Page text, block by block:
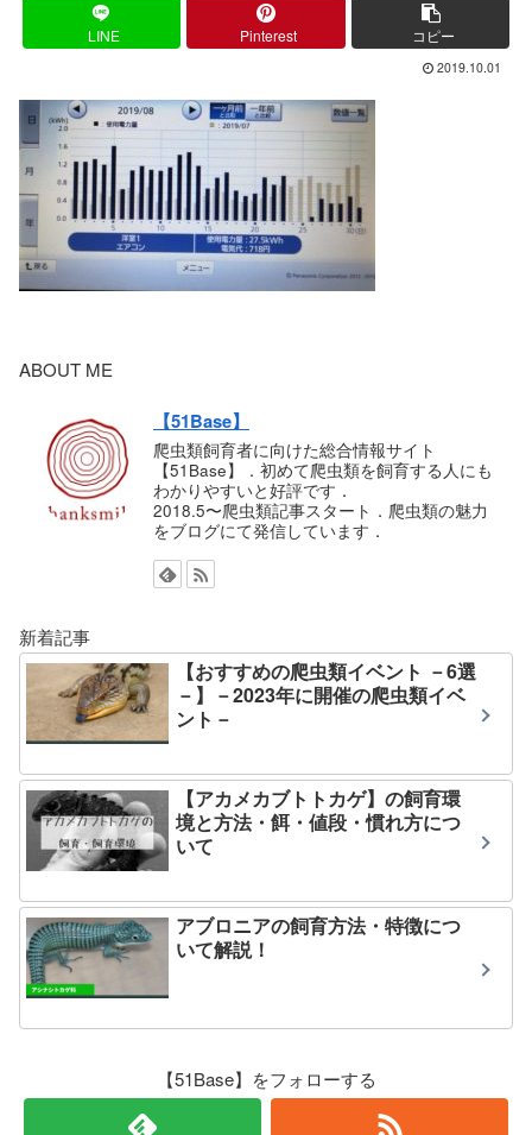
LINE Pinterest コピー
2019.10.01
ABOUT ME
【51Base】
爬虫類飼育者に向けた総合情報サイト
【51Base】．初めて爬虫類を飼育する人にも
わかりやすいと好評です．
2018.5〜爬虫類記事スタート．爬虫類の魅力
をブログにて発信しています．
新着記事
【おすすめの爬虫類イベント －6選
－】－2023年に開催の爬虫類イベ
ント－
【アカメカブトトカゲ】の飼育環
境と方法・餌・値段・慣れ方につ
いて
アブロニアの飼育方法・特徴につ
いて解説！
【51Base】をフォローする